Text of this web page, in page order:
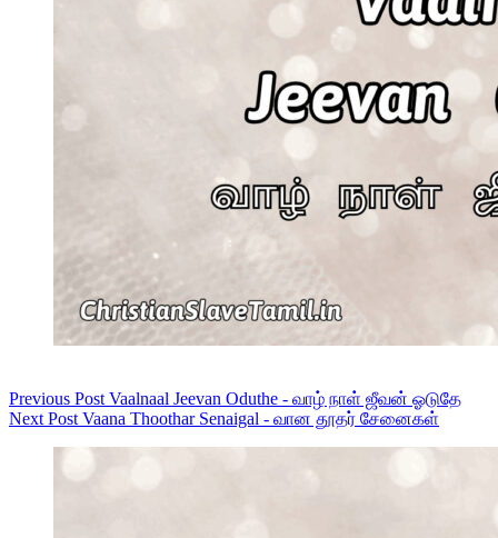
Previous Post Vaalnaal Jeevan Oduthe - வாழ் நாள் ஜீவன் ஓடுதே
Next Post Vaana Thoothar Senaigal - வான தூதர் சேனைகள்